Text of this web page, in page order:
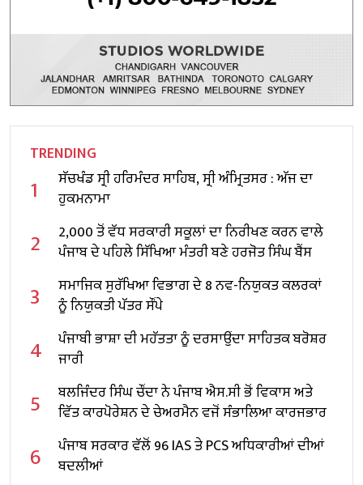
TRENDING
1
ਸੱਚਖੰਡ ਸ੍ਰੀ ਹਰਿਮੰਦਰ ਸਾਹਿਬ, ਸ੍ਰੀ ਅੰਮ੍ਰਿਤਸਰ : ਅੱਜ ਦਾ
ਹੁਕਮਨਾਮਾ
2
2,000 ਤੋਂ ਵੱਧ ਸਰਕਾਰੀ ਸਕੂਲਾਂ ਦਾ ਨਿਰੀਖਣ ਕਰਨ ਵਾਲੇ
ਪੰਜਾਬ ਦੇ ਪਹਿਲੇ ਸਿੱਖਿਆ ਮੰਤਰੀ ਬਣੇ ਹਰਜੋਤ ਸਿੰਘ ਬੈਂਸ
3
ਸਮਾਜਿਕ ਸੁਰੱਖਿਆ ਵਿਭਾਗ ਦੇ 8 ਨਵ-ਨਿਯੁਕਤ ਕਲਰਕਾਂ
ਨੂੰ ਨਿਯੁਕਤੀ ਪੱਤਰ ਸੌਂਪੇ
4
ਪੰਜਾਬੀ ਭਾਸ਼ਾ ਦੀ ਮਹੱਤਤਾ ਨੂੰ ਦਰਸਾਉਂਦਾ ਸਾਹਿਤਕ ਬਰੋਸ਼ਰ
ਜਾਰੀ
5
ਬਲਜਿੰਦਰ ਸਿੰਘ ਚੌਂਦਾ ਨੇ ਪੰਜਾਬ ਐਸ.ਸੀ ਭੋਂ ਵਿਕਾਸ ਅਤੇ
ਵਿੱਤ ਕਾਰਪੋਰੇਸ਼ਨ ਦੇ ਚੇਅਰਮੈਨ ਵਜੋਂ ਸੰਭਾਲਿਆ ਕਾਰਜਭਾਰ
6
ਪੰਜਾਬ ਸਰਕਾਰ ਵੱਲੋਂ 96 IAS ਤੇ PCS ਅਧਿਕਾਰੀਆਂ ਦੀਆਂ
ਬਦਲੀਆਂ